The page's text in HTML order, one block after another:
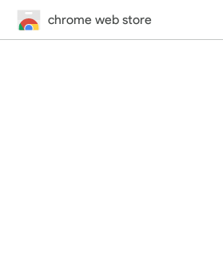
chrome web store